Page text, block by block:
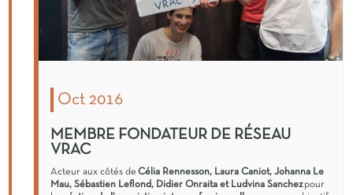
Oct 2016
MEMBRE FONDATEUR DE RÉSEAU
VRAC
Acteur aux côtés de Célia Rennesson, Laura Caniot, Johanna Le
Mau, Sébastien Leflond, Didier Onraita et Ludvina Sanchezpour